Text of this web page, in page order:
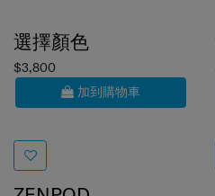
$3,800
加到購物車
ZENPOD